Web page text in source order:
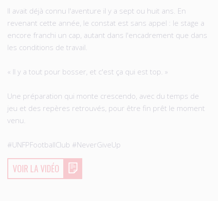
Il avait déjà connu l'aventure il y a sept ou huit ans. En
revenant cette année, le constat est sans appel : le stage a
encore franchi un cap, autant dans l'encadrement que dans
les conditions de travail.
« Il y a tout pour bosser, et c'est ça qui est top. »
Une préparation qui monte crescendo, avec du temps de
jeu et des repères retrouvés, pour être fin prêt le moment
venu.
#UNFPFootballClub #NeverGiveUp
VOIR LA VIDÉO